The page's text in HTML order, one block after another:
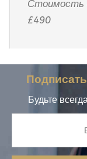
Стоимость
£490
Будьте